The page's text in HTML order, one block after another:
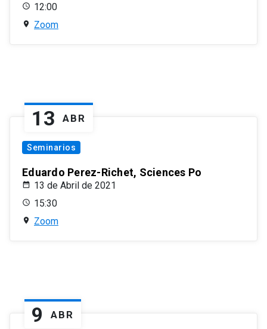
12:00
Zoom
13 ABR
Seminarios
Eduardo Perez-Richet, Sciences Po
13 de Abril de 2021
15:30
Zoom
9 ABR